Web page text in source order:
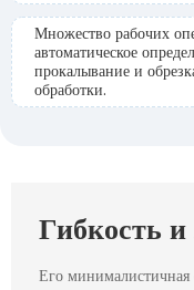
Множество рабочих
автоматическое
прокалывание и
обработки.
Гибкость
Его минималистичная